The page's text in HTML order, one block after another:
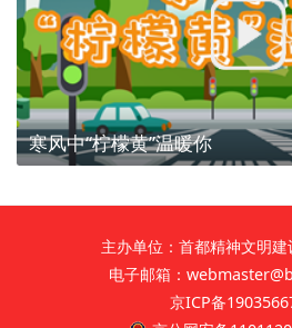
寒风中“柠檬黄”温暖你
主办单位：首都精神文明
电子邮箱：
京ICP备